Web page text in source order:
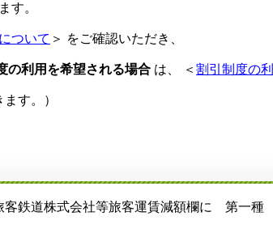
す。
ついて ＞ をご確認いただき、
の利用を希望される場合 は、 ＜ 割引制度の
す。）
客鉄道株式会社等旅客運賃減額欄に 第一